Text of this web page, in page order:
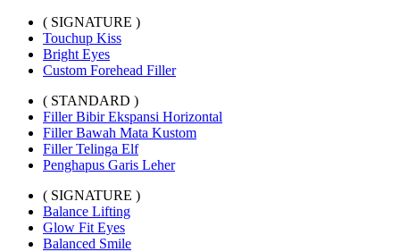
( SIGNATURE )
Touchup Kiss
Bright Eyes
Custom Forehead Filler
( STANDARD )
Filler Bibir Ekspansi Horizontal
Filler Bawah Mata Kustom
Filler Telinga Elf
Penghapus Garis Leher
( SIGNATURE )
Balance Lifting
Glow Fit Eyes
Balanced Smile